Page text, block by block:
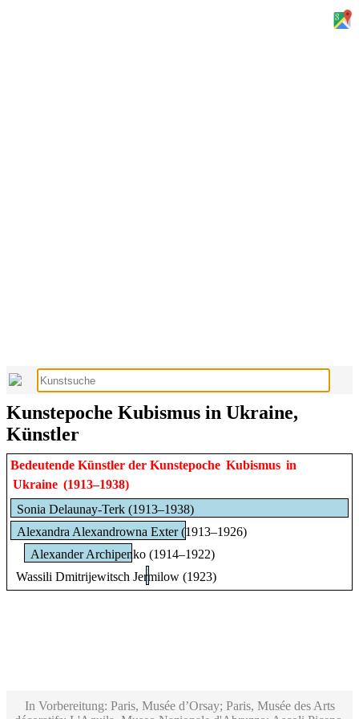
Kunstepoche Kubismus in Ukraine,
Künstler
Bedeutende Künstler der Kunstepoche Kubismus in
Ukraine (1913–1938)
Sonia Delaunay-Terk (1913–1938)
Alexandra Alexandrowna Exter (1913–1926)
Alexander Archipenko (1914–1922)
Wassili Dmitrijewitsch Jermilow (1923)
In Vorbereitung: Paris, Musée d’Orsay; Paris, Musée des Arts